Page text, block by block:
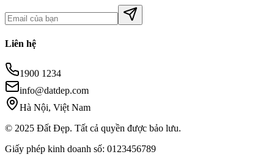
Liên hệ
1900 1234
info@datdep.com
Hà Nội, Việt Nam
© 2025 Đất Đẹp. Tất cả quyền được bảo lưu.
Giấy phép kinh doanh số: 0123456789